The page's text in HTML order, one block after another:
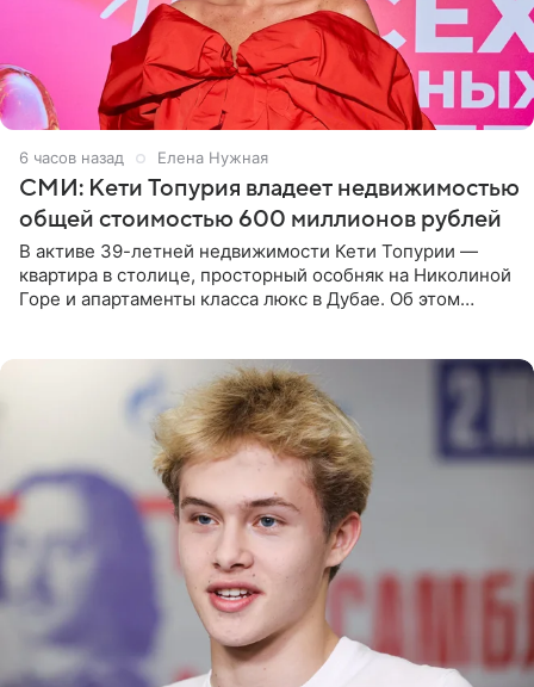
6 часов назад Елена Нужная
СМИ: Кети Топурия владеет недвижимостью
общей стоимостью 600 миллионов рублей
В активе 39-летней недвижимости Кети Топурии —
квартира в столице, просторный особняк на Николиной
Горе и апартаменты класса люкс в Дубае. Об этом